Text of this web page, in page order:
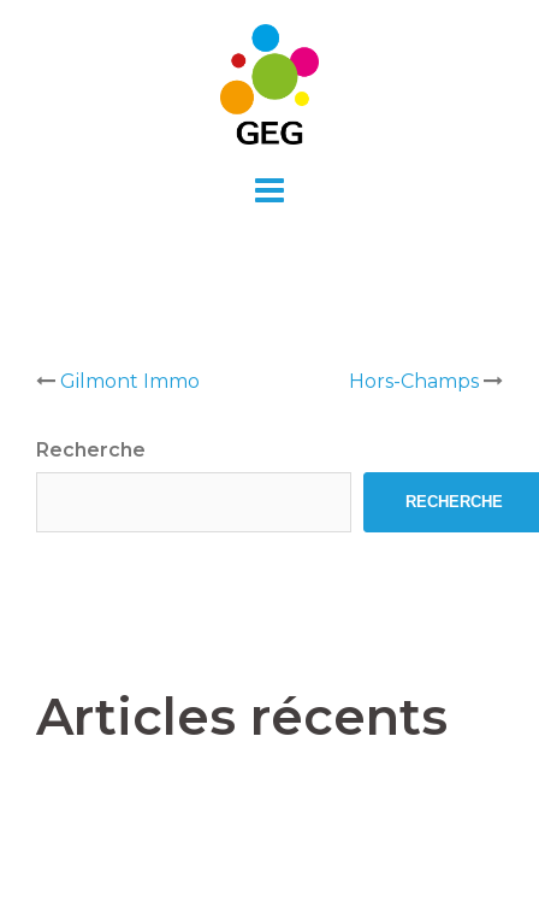
Post
navigation
Gilmont Immo Hors-Champs
Recherche
RECHERCHE
Articles récents